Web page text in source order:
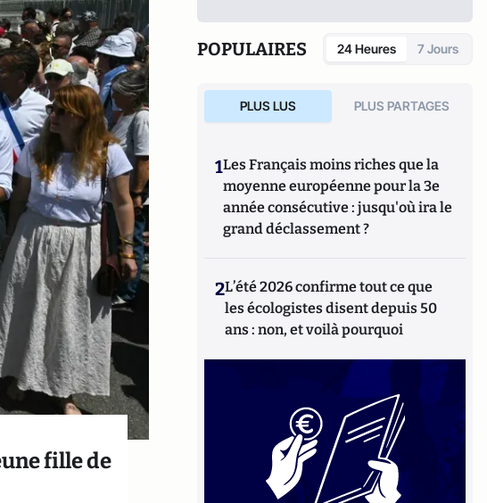
fille de
POPULAIRES 24 Heures 7 Jours
PLUS LUS PLUS PARTAGES
1Les Français moins riches que la
moyenne européenne pour la 3e
année consécutive : jusqu'où ira le
grand déclassement ?
2L’été 2026 confirme tout ce que
les écologistes disent depuis 50
ans : non, et voilà pourquoi